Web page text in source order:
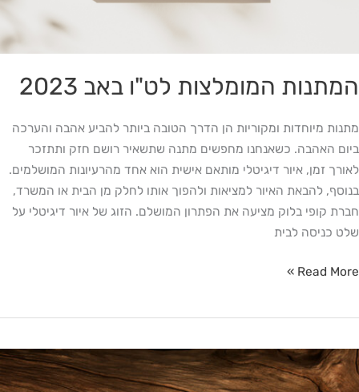
המתנות המומלצות לט"ו באב 2023
מתנות מיוחדות ומקוריות הן הדרך הטובה ביותר להביע אהבה והערכה
ביום האהבה. כשאנחנו מחפשים מתנה שתשאיר רושם חזק ותתזכר
לאורך זמן, איור דיגיטלי מותאם אישית הוא אחד מהרעיונות המושלמים.
בנוסף, להבאת האיור למציאות ולהפוך אותו לחלק מן הבית או המשרד,
חברת קופי בלוק מציעה את הפתרון המושלם. הזוג של איור דיגיטלי על
שלט כניסה לבית
Read More »
מתנה
מקורית